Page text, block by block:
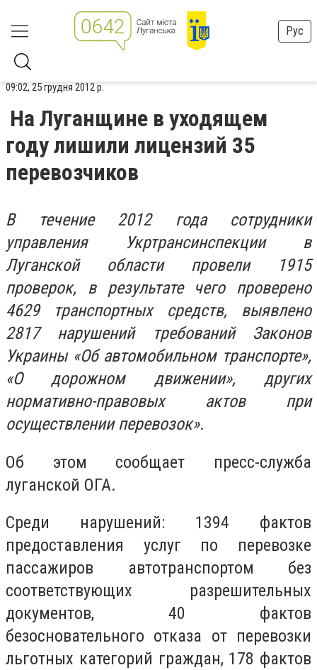
Рус
09:02, 25 грудня 2012 р.
На Луганщине в уходящем
году лишили лицензий 35
перевозчиков
В течение 2012 года сотрудники
управления Укртрансинспекции в
Луганской области провели 1915
проверок, в результате чего проверено
4629 транспортных средств, выявлено
2817 нарушений требований Законов
Украины «Об автомобильном транспорте»,
«О дорожном движении», других
нормативно-правовых актов при
осуществлении перевозок».
Об этом сообщает пресс-служба
луганской ОГА.
Среди нарушений: 1394 фактов
предоставления услуг по перевозке
пассажиров автотранспортом без
соответствующих разрешительных
документов, 40 фактов
безосновательного отказа от перевозки
льготных категорий граждан, 178 фактов